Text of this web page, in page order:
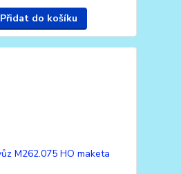
Přidat do košíku